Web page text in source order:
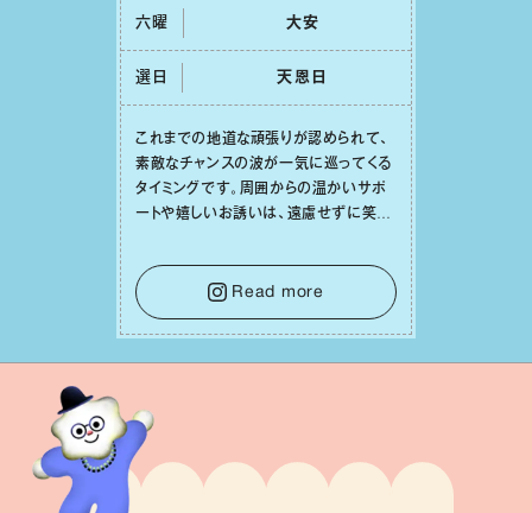
六曜 ⼤安
選日 天恩⽇
これまでの地道な頑張りが認められて、
素敵なチャンスの波が⼀気に巡ってくる
タイミングです。周囲からの温かいサポ
ートや嬉しいお誘いは、遠慮せずに笑顔
せになっていくイメージを持って⼀歩を
踏み出して。⼀⼈⼀⼈の良いところが混
ざり合い、ハッピーな未来が形作られて
いきます。
Read more